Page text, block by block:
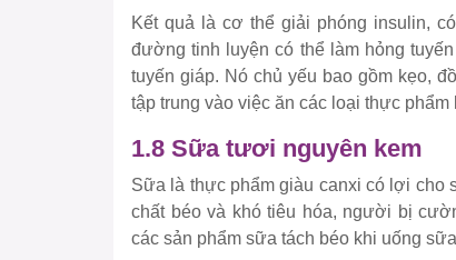
Kết quả là cơ thể giải phóng insulin,
đường tinh luyện có thể làm hỏng
tuyến giáp. Nó chủ yếu bao gồm kẹo,
tập trung vào việc ăn các loại thực
1.8 Sữa tươi nguyên kem
Sữa là thực phẩm giàu canxi có lợi cho
chất béo và khó tiêu hóa, người bị
các sản phẩm sữa tách béo khi uống